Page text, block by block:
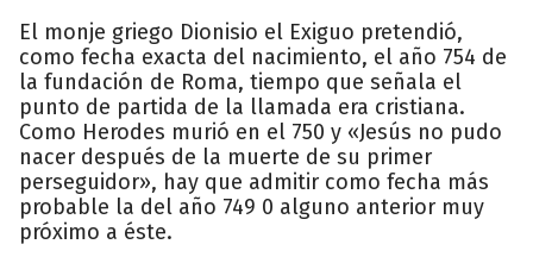
El monje griego Dionisio el Exiguo pretendió,
como fecha exacta del nacimiento, el año 754 de
la fundación de Roma, tiempo que señala el
punto de partida de la llamada era cristiana.
Como Herodes murió en el 750 y «Jesús no pudo
nacer después de la muerte de su primer
perseguidor», hay que admitir como fecha más
probable la del año 749 0 alguno anterior muy
próximo a éste.